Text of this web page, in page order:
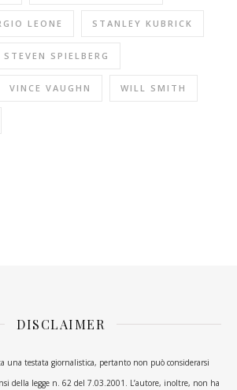
LEONE STANLEY KUBRICK
STEVEN SPIELBERG
VINCE VAUGHN WILL SMITH
DISCLAIMER
una testata giornalistica, pertanto non può considerarsi
della legge n. 62 del 7.03.2001. L’autore, inoltre, non ha